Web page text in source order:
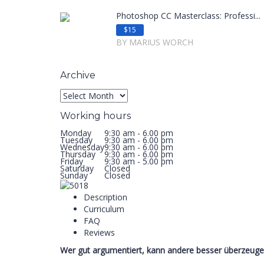
Photoshop CC Masterclass: Professi...
$15
BY MARIUS WORCH
Archive
Working hours
Monday
9:30 am - 6.00 pm
Tuesday 9:30 am - 6.00 pm
Wednesday9:30 am - 6.00 pm
Thursday 9:30 am - 6.00 pm
Friday 9:30 am - 5.00 pm
Saturday Closed
Sunday
Closed
Description
Curriculum
FAQ
Reviews
Wer gut argumentiert, kann andere besser